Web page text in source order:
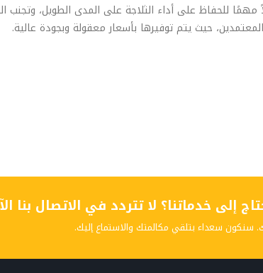
للحفاظ على أداء الثلاجة على المدى الطويل،
حيث يتم توفيرها بأسعار معقولة وبجودة عالية.
إلى خدماتنا؟ لا تتردد في الاتصال بنا
سنكون سعداء بتلقي مكالمتك والاستماع إليك.